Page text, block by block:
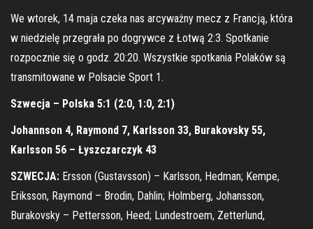
We wtorek, 14 maja czeka nas arcyważny mecz z Francją, która
w niedzielę przegrała po dogrywce z Łotwą 2:3. Spotkanie
rozpocznie się o godz. 20:20. Wszystkie spotkania Polaków są
transmitowane w Polsacie Sport 1.
Szwecja – Polska 5:1 (2:0, 1:0, 2:1)
Johannson 4, Raymond 7, Karlsson 33, Burakovsky 55,
Karlsson 56 – Łyszczarczyk 43
SZWECJA: Ersson (Gustavsson) – Karlsson, Hedman; Kempe,
Eriksson, Raymond – Brodin, Dahlin; Holmberg, Johansson,
Burakovsky – Pettersson, Heed; Lundestroem, Zetterlund,